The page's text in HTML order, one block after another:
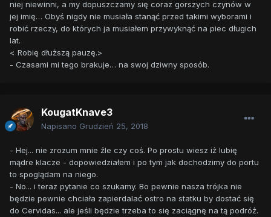
niej niewinni, a my dopuszczamy się coraz gorszych czynów w
jej imię… Obyś nigdy nie musiała stanąć przed takimi wyborami i
robić rzeczy, do których ja musiałem przywyknąć na piec długich
lat.
< Robię dłuższą pauzę.>
- Czasami mi tego brakuje… na swoj dziwny sposób.
KougatKnave3
Napisano Grudzień 25, 2018
- Hej... nie zrozum mnie źle czy coś. Po prostu wiesz iż lubię
mądre klacze - dopowiedziałem i po tym jak dochodzimy do portu
to spoglądam na niego.
- No... i teraz pytanie co szukamy. Bo pewnie nasza trójka nie
będzie pewnie chciała zapierdalać ostro na statku by dostać się
do Cervidas... ale jeśli będzie trzeba to się zaciągnę na tą podróż.